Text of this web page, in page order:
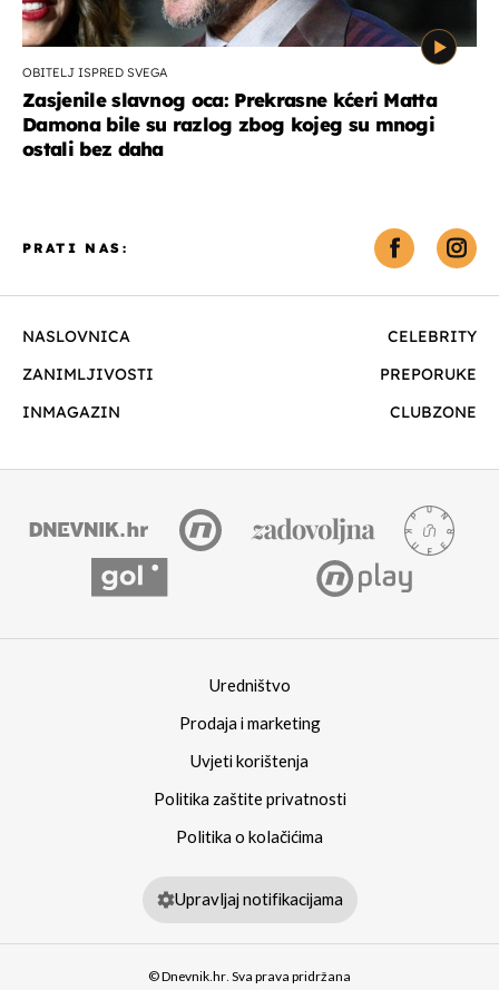
OBITELJ ISPRED SVEGA
Zasjenile slavnog oca: Prekrasne kćeri Matta
Damona bile su razlog zbog kojeg su mnogi
ostali bez daha
NASLOVNICA
CELEBRITY
ZANIMLJIVOSTI
PREPORUKE
INMAGAZIN
CLUBZONE
PRATI NAS:
Uredništvo
Prodaja i marketing
Uvjeti korištenja
Politika zaštite privatnosti
Politika o kolačićima
Upravljaj notifikacijama
© Dnevnik.hr. Sva prava pridržana